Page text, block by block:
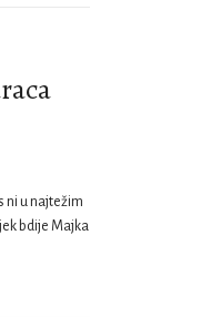
ni u najtežim
bdije Majka